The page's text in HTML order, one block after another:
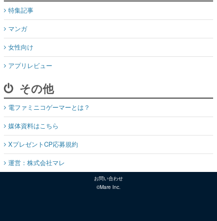
特集記事
マンガ
女性向け
アプリレビュー
その他
電ファミニコゲーマーとは？
媒体資料はこちら
XプレゼントCP応募規約
運営：株式会社マレ
お問い合わせ
©Mare Inc.